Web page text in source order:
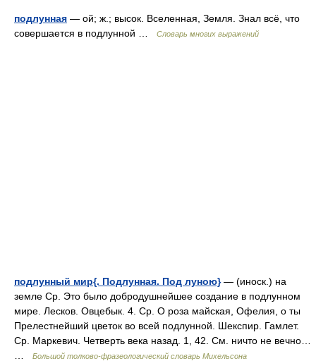
подлунная — ой; ж.; высок. Вселенная, Земля. Знал всё, что
совершается в подлунной …
Словарь многих выражений
подлунный мир{. Подлунная. Под луною}— (иноск.) на
земле Ср. Это было добродушнейшее создание в подлунном
мире. Лесков. Овцебык. 4. Ср. О роза майская, Офелия, о ты
Прелестнейший цветок во всей подлунной. Шекспир. Гамлет.
Ср. Маркевич. Четверть века назад. 1, 42. См. ничто не вечно…
Большой толково-фразеологический словарь Михельсона